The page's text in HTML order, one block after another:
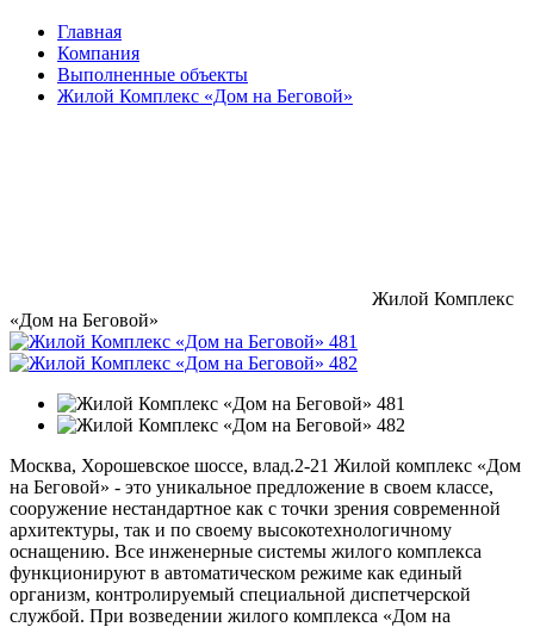
Главная
Компания
Выполненные объекты
Жилой Комплекс «Дом на Беговой»
Жилой Комплекс
«Дом на Беговой»
Москва, Хорошевское шоссе, влад.2-21 Жилой комплекс «Дом
на Беговой» - это уникальное предложение в своем классе,
сооружение нестандартное как с точки зрения современной
архитектуры, так и по своему высокотехнологичному
оснащению. Все инженерные системы жилого комплекса
функционируют в автоматическом режиме как единый
организм, контролируемый специальной диспетчерской
службой. При возведении жилого комплекса «Дом на